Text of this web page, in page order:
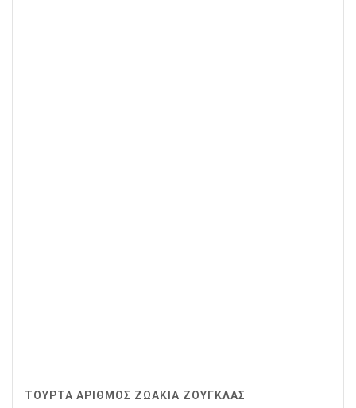
ΤΟΥΡΤΑ ΑΡΙΘΜΟΣ ΖΩΆΚΙΑ ΖΟΥΓΚΛΑΣ